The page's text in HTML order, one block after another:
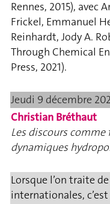
Rennes, 2015), avec
Frickel, Emmanuel
Reinhardt, Jody A.
Through Chemical
Press, 2021).
Jeudi 9 décembre
Christian Bréthaut
Les discours comme
dynamiques
Lorsque l’on traite
internationales,